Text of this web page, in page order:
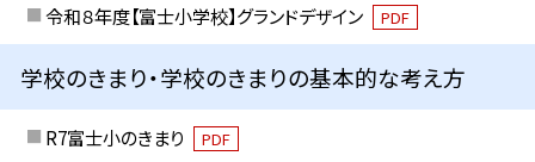
令和８年度【富士小学校】グランドデザイン PDF
学校のきまり・学校のきまりの基本的な考え方
R7富士小のきまり PDF